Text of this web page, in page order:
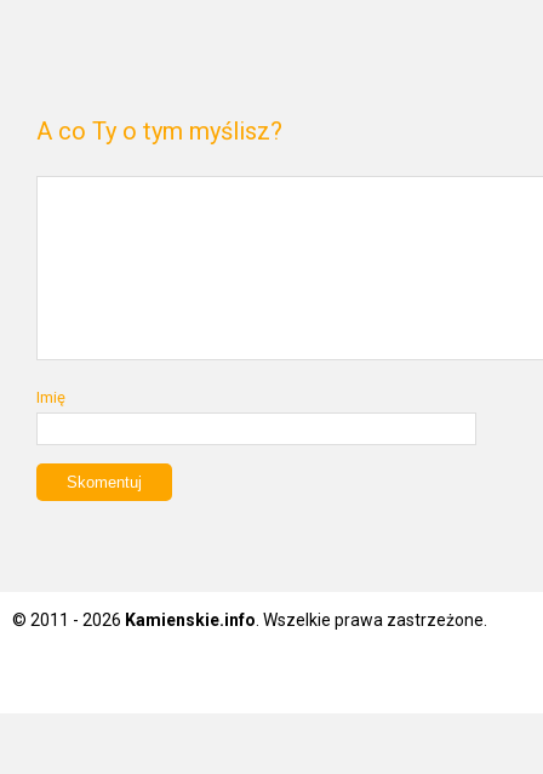
A co Ty o tym myślisz?
Imię
© 2011 - 2026 Kamienskie.info . Wszelkie prawa zastrzeżone.